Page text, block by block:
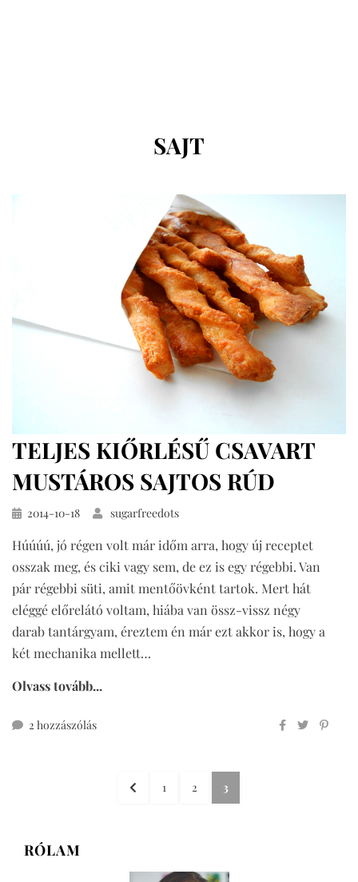
CÍMKE
:
SAJT
TELJES KIŐRLÉSŰ CSAVART
MUSTÁROS SAJTOS RÚD
Közzétéve
2014-10-18 sugarfreedots
Húúúú, jó régen volt már időm arra, hogy új receptet
osszak meg, és ciki vagy sem, de ez is egy régebbi. Van
pár régebbi süti, amit mentőövként tartok. Mert hát
eléggé előrelátó voltam, hiába van össz-vissz négy
darab tantárgyam, éreztem én már ezt akkor is, hogy a
két mechanika mellett…
Olvass tovább...
2 hozzászólásteljes
ELŐZŐOLDAL
1 OLDAL
2 OLDAL
3
RÓLAM